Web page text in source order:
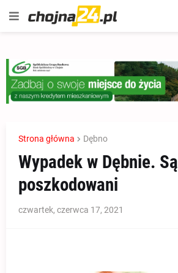
Strona główna Dębno
Wypadek w Dębnie. Są
poszkodowani
czwartek, czerwca 17, 2021